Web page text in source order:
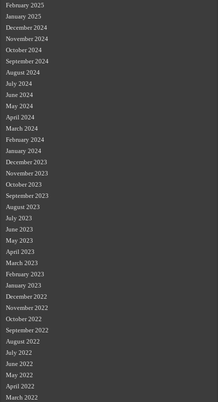
February 2025
January 2025
December 2024
November 2024
October 2024
September 2024
August 2024
July 2024
June 2024
May 2024
April 2024
March 2024
February 2024
January 2024
December 2023
November 2023
October 2023
September 2023
August 2023
July 2023
June 2023
May 2023
April 2023
March 2023
February 2023
January 2023
December 2022
November 2022
October 2022
September 2022
August 2022
July 2022
June 2022
May 2022
April 2022
March 2022